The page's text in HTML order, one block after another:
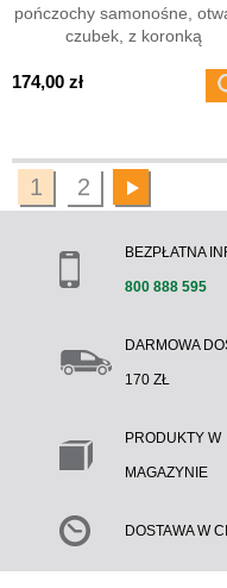
pończochy samonośne,
czubek, z koronką
174,00 zł
1 2
BEZPŁATNA
800 888 595
DARMOWA
170 ZŁ
PRODUKTY W
MAGAZYNIE
DOSTAWA W